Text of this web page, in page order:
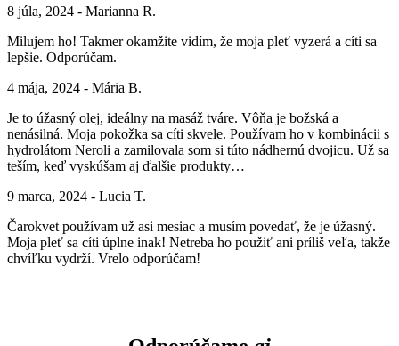
8 júla, 2024 - Marianna R.
Milujem ho! Takmer okamžite vidím, že moja pleť vyzerá a cíti sa
lepšie. Odporúčam.
4 mája, 2024 - Mária B.
Je to úžasný olej, ideálny na masáž tváre. Vôňa je božská a
nenásilná. Moja pokožka sa cíti skvele. Používam ho v kombinácii s
hydrolátom Neroli a zamilovala som si túto nádhernú dvojicu. Už sa
teším, keď vyskúšam aj ďalšie produkty…
9 marca, 2024 - Lucia T.
Čarokvet používam už asi mesiac a musím povedať, že je úžasný.
Moja pleť sa cíti úplne inak! Netreba ho použiť ani príliš veľa, takže
chvíľku vydrží. Vrelo odporúčam!